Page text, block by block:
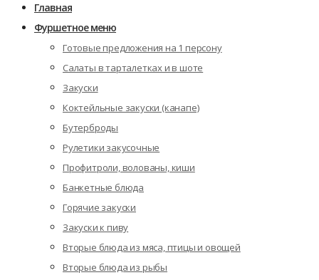
Главная
Фуршетное меню
Готовые предложения на 1 персону
Салаты в тарталетках и в шоте
Закуски
Коктейльные закуски (канапе)
Бутерброды
Рулетики закусочные
Профитроли, волованы, киши
Банкетные блюда
Горячие закуски
Закуски к пиву
Вторые блюда из мяса, птицы и овощей
Вторые блюда из рыбы